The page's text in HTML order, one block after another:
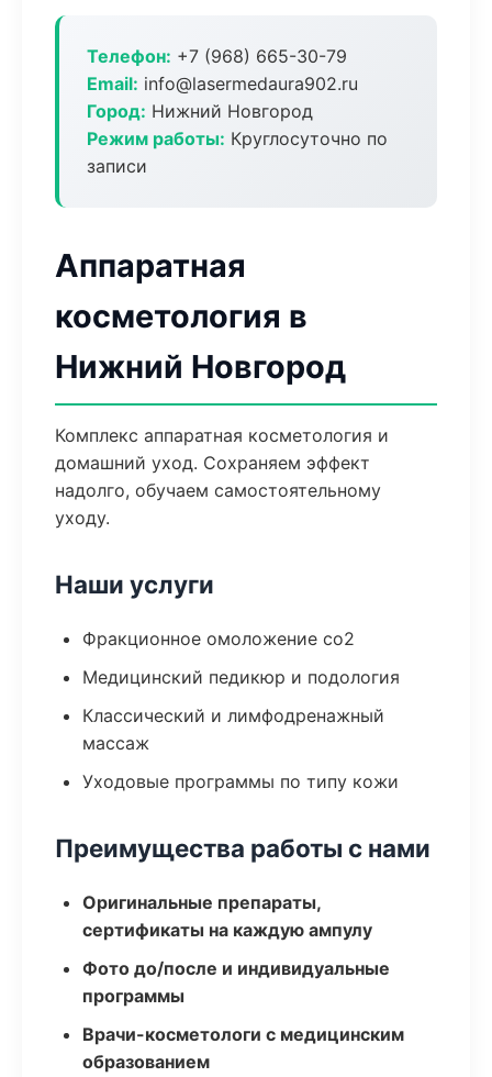
Телефон: +7 (968) 665-30-79
Email: info@lasermedaura902.ru
Город: Нижний Новгород
Режим работы: Круглосуточно по
записи
Аппаратная
косметология в
Нижний Новгород
Комплекс аппаратная косметология и
домашний уход. Сохраняем эффект
надолго, обучаем самостоятельному
уходу.
Наши услуги
Фракционное омоложение co2
Медицинский педикюр и подология
Классический и лимфодренажный
массаж
Уходовые программы по типу кожи
Преимущества работы с нами
Оригинальные препараты,
сертификаты на каждую ампулу
Фото до/после и индивидуальные
программы
Врачи-косметологи с медицинским
образованием